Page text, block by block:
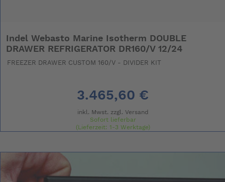
Indel Webasto Marine Isotherm DOUBLE
DRAWER REFRIGERATOR DR160/V 12/24
FREEZER DRAWER CUSTOM 160/V - DIVIDER KIT
3.465,60 €
inkl. Mwst. zzgl. Versand
Sofort lieferbar
(Lieferzeit: 1-3 Werktage)